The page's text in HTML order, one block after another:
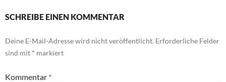
SCHREIBE EINEN KOMMENTAR
Deine E-Mail-Adresse wird nicht veröffentlicht. Erforderliche Felder
sind mit * markiert
Kommentar *